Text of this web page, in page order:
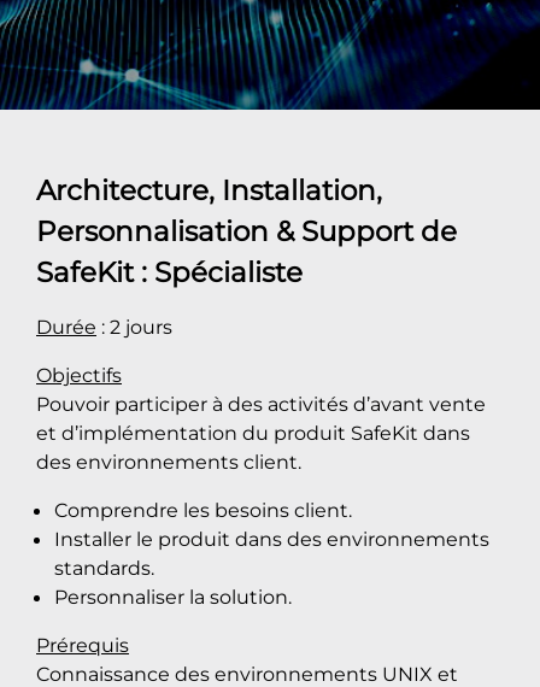
Architecture, Installation,
Personnalisation & Support de
SafeKit : Spécialiste
Durée : 2 jours
Objectifs
Pouvoir participer à des activités d’avant vente
et d’implémentation du produit SafeKit dans
des environnements client.
Comprendre les besoins client.
Installer le produit dans des environnements
standards.
Personnaliser la solution.
Prérequis
Connaissance des environnements UNIX et